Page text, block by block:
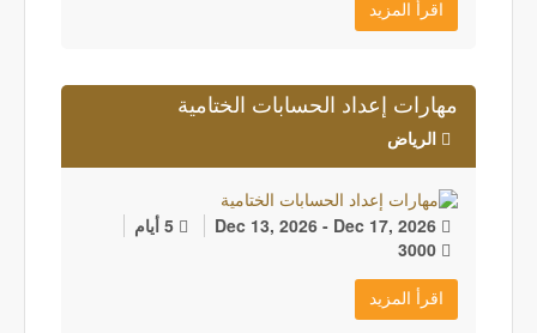
اقرأ المزيد
مهارات إعداد الحسابات الختامية
الرياض
5 أيام
اقرأ المزيد